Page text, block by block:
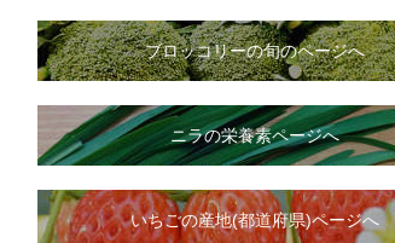
ブロッコリーの旬のページへ
ニラの栄養素ページへ
いちごの産地(都道府県)ページへ